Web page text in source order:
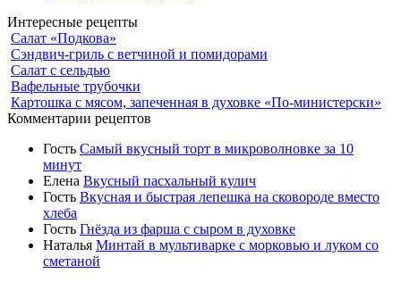
Интересные рецепты
Салат «Подкова»
Сэндвич-гриль с ветчиной и помидорами
Салат с сельдью
Вафельные трубочки
Картошка с мясом, запеченная в духовке «По-министерски»
Комментарии рецептов
Гость Самый вкусный торт в микроволновке за 10
минут
Елена Вкусный пасхальный кулич
Гость Вкусная и быстрая лепешка на сковороде вместо
хлеба
Гость Гнёзда из фарша с сыром в духовке
Наталья Минтай в мультиварке с морковью и луком со
сметаной